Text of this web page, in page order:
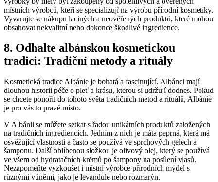
místních výrobců, kteří​ se specializují na ‌výrobu přírodní kosmetiky.
Vyvarujte‌ se nákupu ⁢laciných a neověřených produktů, které mohou
⁣obsahovat nekvalitní nebo dokonce škodlivé ‌ingredience.
8. Odhalte albánskou kosmetickou
tradici: Tradiční metody a rituály
Kosmetická tradice Albánie je bohatá a ⁢fascinující. Albánci mají
dlouhou historii péče o‍ pleť a krásu, ⁤kterou si udržují dodnes. Pokud‌
se chcete‌ ponořit do tohoto​ světa tradičních metod a rituálů,⁢ Albánie
je pro vás to pravé ‍místo.
V Albánii se můžete setkat s řadou unikátních produktů založených
‌na tradičních ingrediencích. Jedním z nich‌ je⁣ máta peprná,⁤ která⁣ má
osvěžující vlastnosti a často se používá ve sprchových gelech a
šamponu. Další oblíbenou​ složkou je ⁤olivový olej, který se používá
ve všem ⁤od hydratačních krémů ‌po šampony na‍ posílení vlasů.
Nezapomeňte vyzkoušet i místní výrobce přírodních ​mýdel ⁣s
různými vůněmi,​ jako je levandule⁣ nebo rozmarýn.